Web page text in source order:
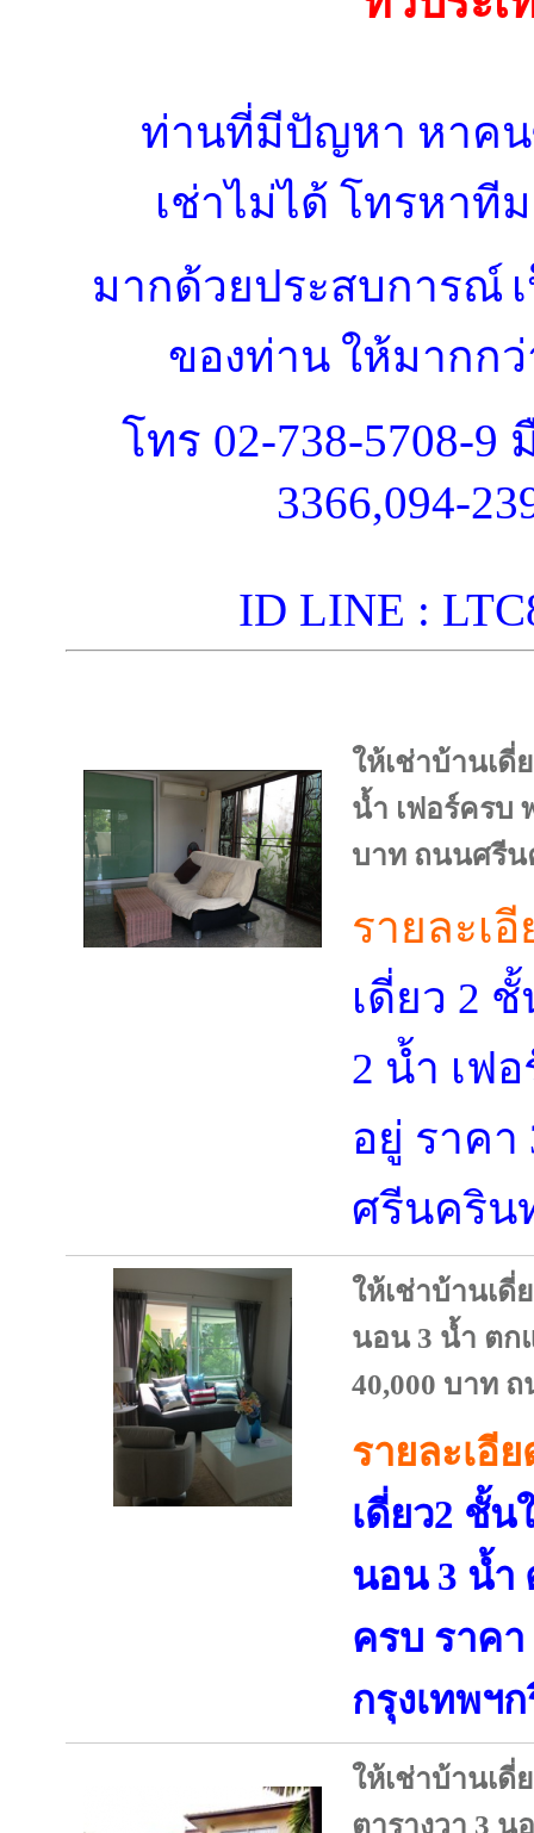
ท่านที่มีปัญหา หาค
เช่าไม่ได้ โทรหาที
มากด้วยประสบการณ์
ของท่าน ให้มากก
โทร 02-738-5708-9
3366,094-
ID LINE :
ให้เช่าบ้านเดี่
น้ำ เฟอร์ครบ
บาท ถนนศรีน
รายละเ
เดี่ยว 2
2 น้ำ เฟ
อยู่ ราคา
ศรีนคริน
ให้เช่าบ้านเดี่
นอน 3 น้ำ ตก
40,000 บาท
รายละเอี
เดี่ยว2 ชั้น
นอน 3 น้ำ
ครบ ราคา
กรุงเทพฯ
ให้เช่าบ้านเดี่
ตารางวา 3 น